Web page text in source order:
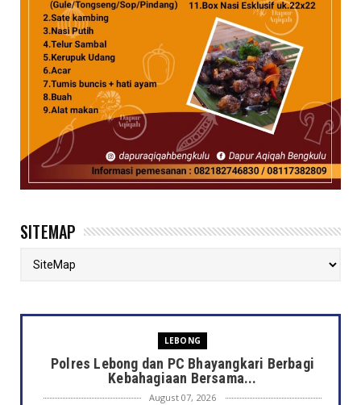
SITEMAP
LEBONG
Polres Lebong dan PC Bhayangkari Berbagi
Kebahagiaan Bersama...
August 07, 2026